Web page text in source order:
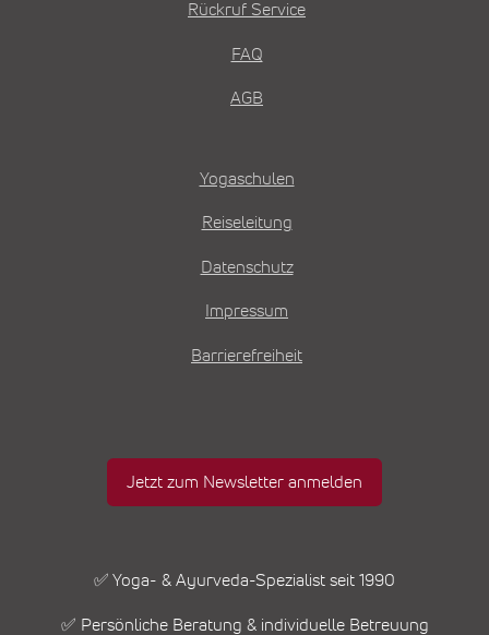
Rückruf Service
FAQ
AGB
Yogaschulen
Reiseleitung
Datenschutz
Impressum
Barrierefreiheit
Jetzt zum Newsletter anmelden
✅ Yoga- & Ayurveda-Spezialist seit 1990
✅ Persönliche Beratung & individuelle Betreuung